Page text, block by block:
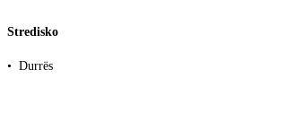
Stredisko
• Durrës